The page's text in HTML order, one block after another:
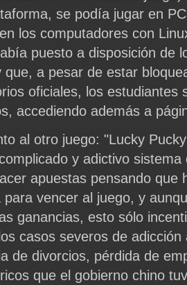
se podía jugar en
los computadores con
puesto a disposición de
que, a pesar de estar
oficiales, los estudiantes
accediendo además a
al otro juego: "Lucky
y adictivo
apuestas pensando que
para vencer al juego, y
ganancias, esto sólo
casos severos de
de divorcios, pérdida de
que el gobierno chino